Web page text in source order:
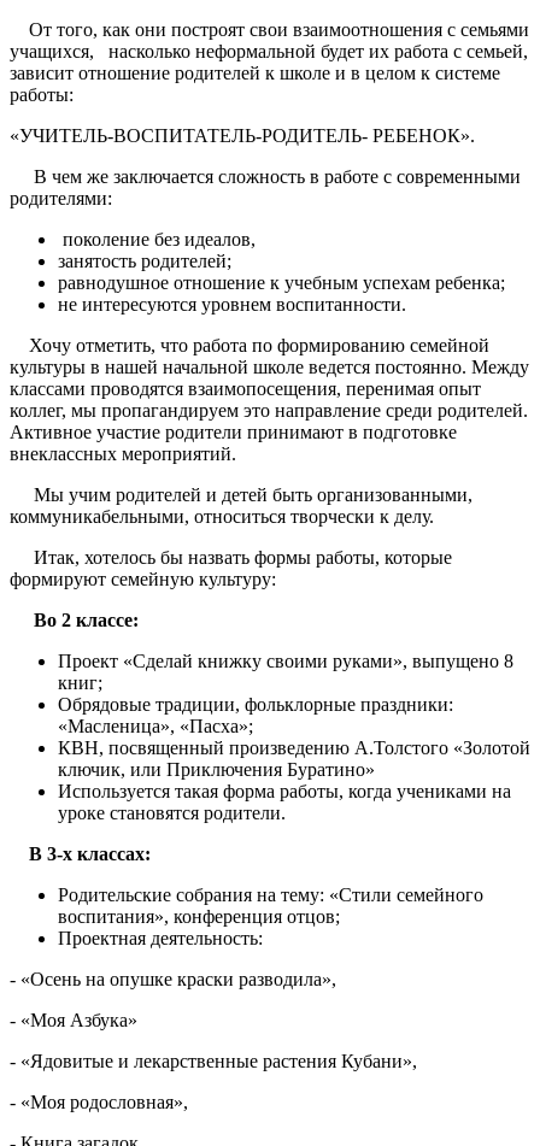
От того, как они построят свои взаимоотношения с семьями
учащихся, насколько неформальной будет их работа с семьей,
зависит отношение родителей к школе и в целом к системе
работы:
«УЧИТЕЛЬ-ВОСПИТАТЕЛЬ-РОДИТЕЛЬ- РЕБЕНОК».
В чем же заключается сложность в работе с современными
родителями:
поколение без идеалов,
занятость родителей;
равнодушное отношение к учебным успехам ребенка;
не интересуются уровнем воспитанности.
Хочу отметить, что работа по формированию семейной
культуры в нашей начальной школе ведется постоянно. Между
классами проводятся взаимопосещения, перенимая опыт
коллег, мы пропагандируем это направление среди родителей.
Активное участие родители принимают в подготовке
внеклассных мероприятий.
Мы учим родителей и детей быть организованными,
коммуникабельными, относиться творчески к делу.
Итак, хотелось бы назвать формы работы, которые
формируют семейную культуру:
Во 2 классе:
Проект «Сделай книжку своими руками», выпущено 8
книг;
Обрядовые традиции, фольклорные праздники:
«Масленица», «Пасха»;
КВН, посвященный произведению А.Толстого «Золотой
ключик, или Приключения Буратино»
Используется такая форма работы, когда учениками на
уроке становятся родители.
В 3-х классах:
Родительские собрания на тему: «Стили семейного
воспитания», конференция отцов;
Проектная деятельность:
- «Осень на опушке краски разводила»,
- «Моя Азбука»
- «Ядовитые и лекарственные растения Кубани»,
- «Моя родословная»,